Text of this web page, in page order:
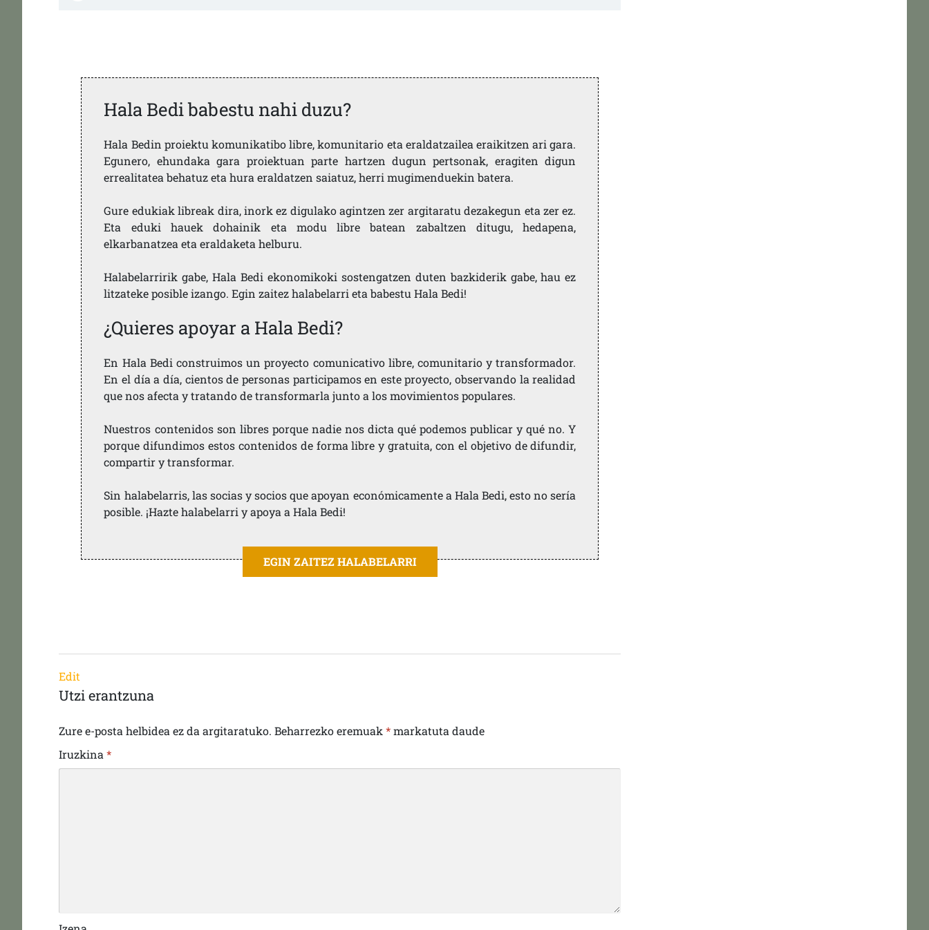
Hala Bedi babestu nahi duzu?
Hala Bedin proiektu komunikatibo libre, komunitario eta eraldatzailea eraikitzen ari gara.
Egunero, ehundaka gara proiektuan parte hartzen dugun pertsonak, eragiten digun
errealitatea behatuz eta hura eraldatzen saiatuz, herri mugimenduekin batera.
Gure edukiak libreak dira, inork ez digulako agintzen zer argitaratu dezakegun eta zer ez.
Eta eduki hauek dohainik eta modu libre batean zabaltzen ditugu, hedapena,
elkarbanatzea eta eraldaketa helburu.
Halabelarririk gabe, Hala Bedi ekonomikoki sostengatzen duten bazkiderik gabe, hau ez
litzateke posible izango. Egin zaitez halabelarri eta babestu Hala Bedi!
¿Quieres apoyar a Hala Bedi?
En Hala Bedi construimos un proyecto comunicativo libre, comunitario y transformador.
En el día a día, cientos de personas participamos en este proyecto, observando la realidad
que nos afecta y tratando de transformarla junto a los movimientos populares.
Nuestros contenidos son libres porque nadie nos dicta qué podemos publicar y qué no. Y
porque difundimos estos contenidos de forma libre y gratuita, con el objetivo de difundir,
compartir y transformar.
Sin halabelarris, las socias y socios que apoyan económicamente a Hala Bedi, esto no sería
posible. ¡Hazte halabelarri y apoya a Hala Bedi!
EGIN ZAITEZ HALABELARRI
Edit
Utzi erantzuna
Zure e-posta helbidea ez da argitaratuko. Beharrezko eremuak*markatuta daude
Iruzkina*